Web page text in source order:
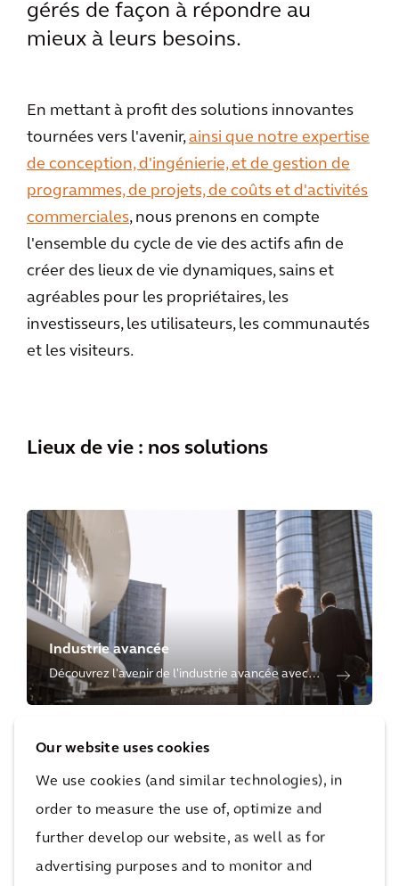
Our website uses cookies
We use cookies (and similar technologies), in
order to measure the use of, optimize and
further develop our website, as well as for
advertising purposes and to monitor and
gérés de façon à répondre au
mieux à leurs besoins.
En mettant à profit des solutions innovantes
tournées vers l'avenir,ainsi que notre expertise
de conception, d'ingénierie, et de gestion de
programmes, de projets, de coûts et d'activités
commerciales, nous prenons en compte
l'ensemble du cycle de vie des actifs afin de
créer des lieux de vie dynamiques, sains et
agréables pour les propriétaires, les
investisseurs, les utilisateurs, les communautés
et les visiteurs.
Lieux de vie : nos solutions
Industrie avancée
Découvrez l'avenir de l'industrie avancée avec
les solutions et les services de gestion d'Arcadis
Bâtiments intelligents et durables